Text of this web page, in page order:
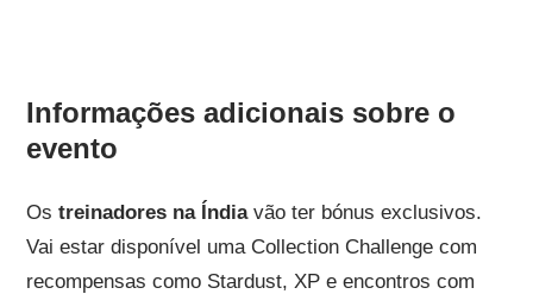
Informações adicionais sobre o
evento
Os treinadores na Índiavão ter bónus exclusivos.
Vai estar disponível uma Collection Challenge com
recompensas como Stardust, XP e encontros com